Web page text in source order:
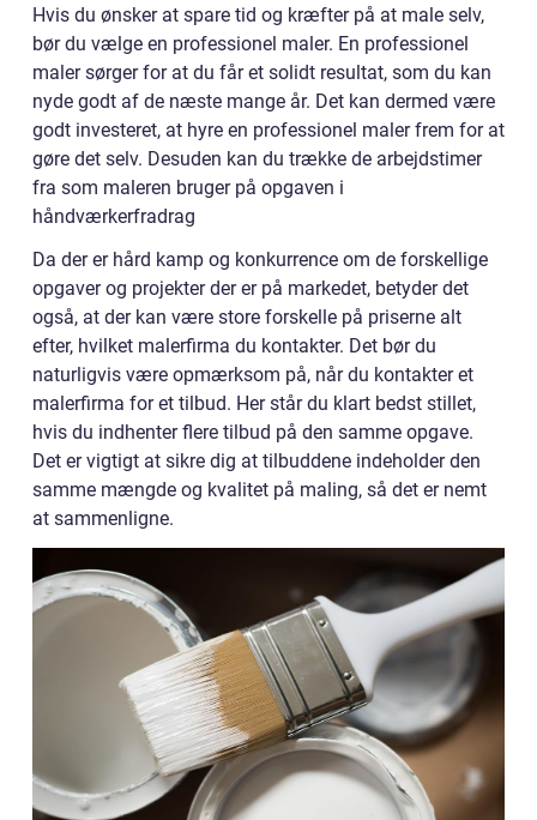
Hvis du ønsker at spare tid og kræfter på at male selv,
bør du vælge en professionel maler. En professionel
maler sørger for at du får et solidt resultat, som du kan
nyde godt af de næste mange år. Det kan dermed være
godt investeret, at hyre en professionel maler frem for at
gøre det selv. Desuden kan du trække de arbejdstimer
fra som maleren bruger på opgaven i
håndværkerfradrag
Da der er hård kamp og konkurrence om de forskellige
opgaver og projekter der er på markedet, betyder det
også, at der kan være store forskelle på priserne alt
efter, hvilket malerfirma du kontakter. Det bør du
naturligvis være opmærksom på, når du kontakter et
malerfirma for et tilbud. Her står du klart bedst stillet,
hvis du indhenter flere tilbud på den samme opgave.
Det er vigtigt at sikre dig at tilbuddene indeholder den
samme mængde og kvalitet på maling, så det er nemt
at sammenligne.